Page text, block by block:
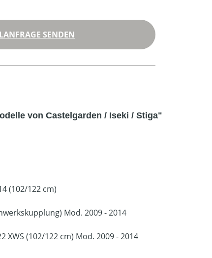
SENDEN
von Castelgarden / Iseki / Stiga"
(102/122 cm)
Mod. 2009 - 2014
XWS (102/122 cm) Mod. 2009 - 2014